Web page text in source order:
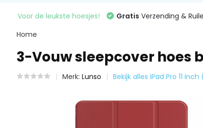
Voor de leukste hoesjes! Gratis Verzending &
Home
3-Vouw sleepcover hoes
Merk: Lunso Bekijk alles iPad Pro 11 inch